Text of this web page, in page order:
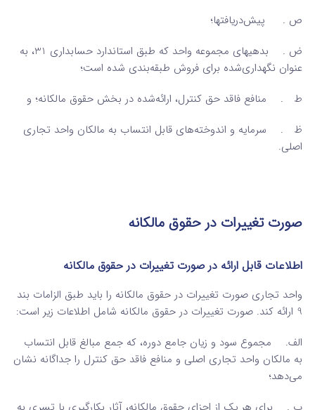
ص . پیش‌دریافتها؛
ض . بدهیهای مجموعه واحد که طبق استاندارد حسابداری 31، به
عنوان نگهداری‌شده برای فروش طبقه‌بندی شده است؛
ط . منافع فاقد حق کنترل، ارائه‌شده در بخش حقوق مالکانه؛ و
ظ . سرمایه و اندوخته‌های قابل انتساب به مالکان واحد تجاری
اصلی.
صورت تغییرات در حقوق مالکانه
اطلاعات قابل ارائه در صورت تغییرات در حقوق مالکانه
واحد تجاری صورت تغییرات در حقوق مالکانه را باید طبق الزامات بند
9 ارائه کند. صورت تغییرات در حقوق مالکانه شامل اطلاعات زیر است:
الف. مجموع سود و زیان جامع دوره، که جمع مبالغ قابل انتساب
به مالکان واحد تجاری اصلی و منافع فاقد حق کنترل را جداگانه نشان
می‌دهد؛